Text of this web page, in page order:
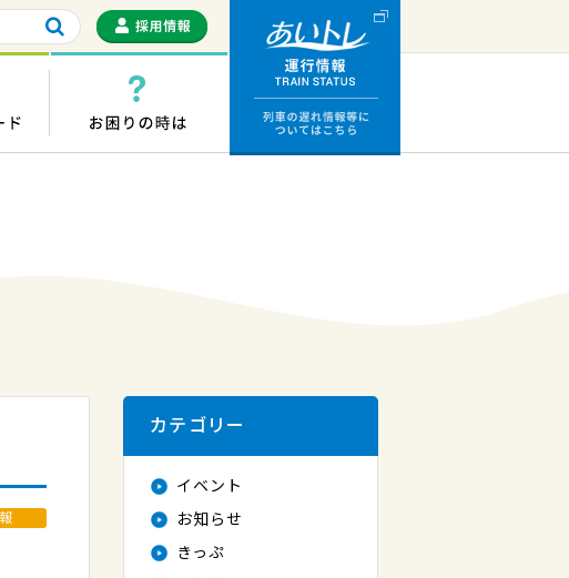
きっぷ・ICカード お困りの時は
カテゴリー
イベント
お知らせ
きっぷ